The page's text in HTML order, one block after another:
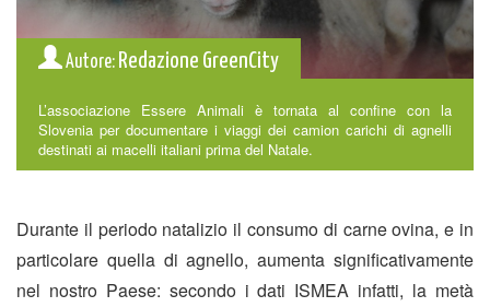
Autore: Redazione GreenCity
L’associazione Essere Animali è tornata al confine con la
Slovenia per documentare i viaggi dei camion carichi di agnelli
destinati ai macelli italiani prima del Natale.
Durante il periodo natalizio il consumo di carne ovina, e in
particolare quella di agnello, aumenta significativamente
nel nostro Paese: secondo i dati ISMEA infatti, la metà